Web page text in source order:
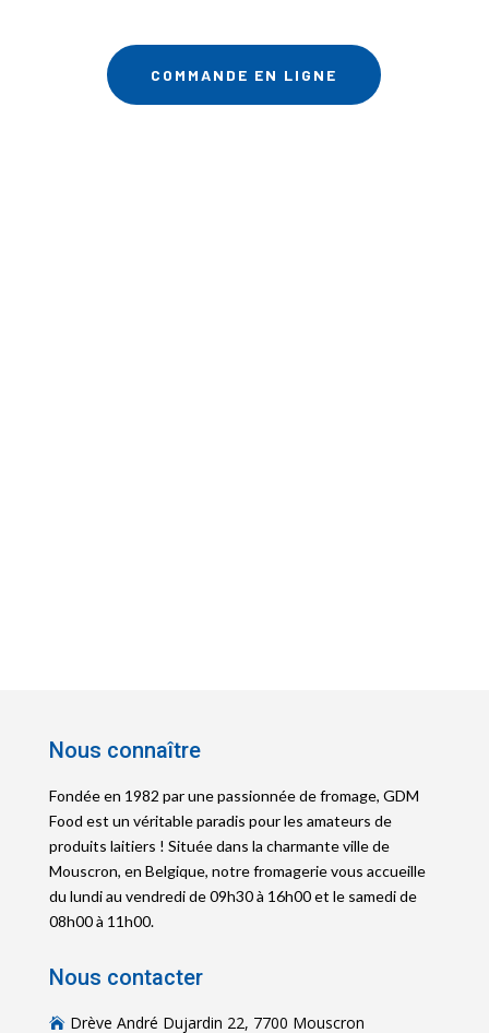
COMMANDE EN LIGNE
Nous connaître
Fondée en 1982 par une passionnée de fromage, GDM
Food est un véritable paradis pour les amateurs de
produits laitiers ! Située dans la charmante ville de
Mouscron, en Belgique, notre fromagerie vous accueille
du lundi au vendredi de 09h30 à 16h00 et le samedi de
08h00 à 11h00.
Nous contacter
 Drève André Dujardin 22, 7700 Mouscron